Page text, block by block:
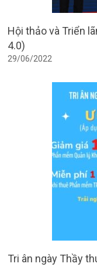
Hội thảo và Triển
4.0)
29/06/2022
Tri ân ngày Thầy